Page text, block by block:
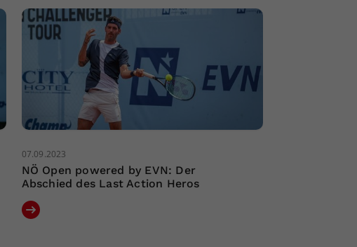
07.09.2023
NÖ Open powered by EVN: Der
Abschied des Last Action Heros